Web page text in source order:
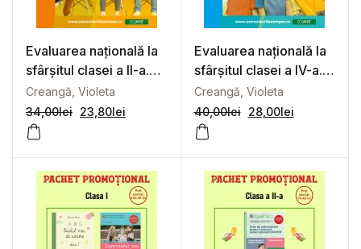
Evaluarea națională la
sfârșitul clasei a II-a.
Teste după modelul
M.E. pentru scris, citit
și matematică
Creangă, Violeta
34,00lei 23,80lei
Evaluarea națională la
sfârșitul clasei a IV-a.
Teste după modelul
M.E. pentru limba și
literatura română și
Creangă, Violeta
40,00lei 28,00lei